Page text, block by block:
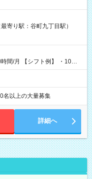
寄り駅：谷町九丁目駅）
】 ・10：
名以上の大量募集
詳細へ